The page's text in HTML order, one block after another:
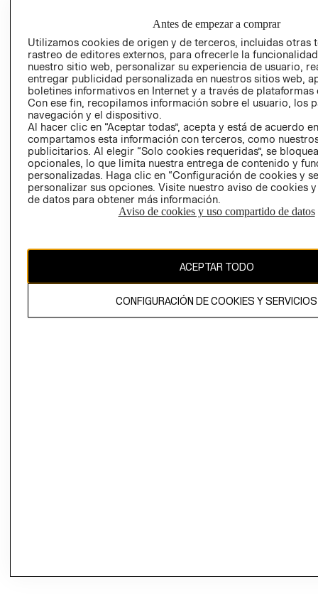
TRANSPARENCIA
Y ÉTICA (INGLÉS)
COMERCIO - SIC
PETICIONES
QUEJAS Y
RECLAMOS
Colombia ($)
CAMBIAR REGIÓN
propiedad de H&M Hennes & Mauritz AB.
Antes de empezar a comprar
Utilizamos cookies de origen y de terceros, incluidas otras
rastreo de editores externos, para ofrecerle la
nuestro sitio web, personalizar su experiencia de usuario,
entregar publicidad personalizada en nuestros sitios web,
boletines informativos en Internet y a través de plataformas
Con ese fin, recopilamos información sobre el usuario, los
navegación y el dispositivo.
Al hacer clic en “Aceptar todas”, acepta y está de acuerdo
compartamos esta información con terceros, como
publicitarios. Al elegir “Solo cookies requeridas”, se
opcionales, lo que limita nuestra entrega de contenido y
personalizadas. Haga clic en “Configuración de cookies y
personalizar sus opciones. Visite nuestro aviso de cookies
de datos para obtener más información.
Aviso de cookies y uso compartido de datos
ACEPTAR TODO
CONFIGURACIÓN DE COOKIES Y SERVICIOS